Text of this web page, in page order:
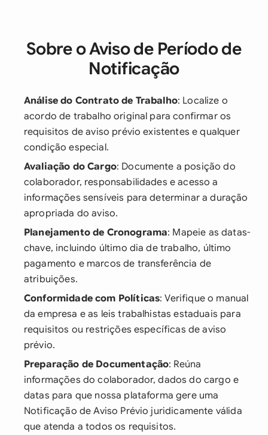
Sobre o Aviso de Período de
Notificação
Análise do Contrato de Trabalho: Localize o
acordo de trabalho original para confirmar os
requisitos de aviso prévio existentes e qualquer
condição especial.
Avaliação do Cargo: Documente a posição do
colaborador, responsabilidades e acesso a
informações sensíveis para determinar a duração
apropriada do aviso.
Planejamento de Cronograma: Mapeie as datas-
chave, incluindo último dia de trabalho, último
pagamento e marcos de transferência de
atribuições.
Conformidade com Políticas: Verifique o manual
da empresa e as leis trabalhistas estaduais para
requisitos ou restrições específicas de aviso
prévio.
Preparação de Documentação: Reúna
informações do colaborador, dados do cargo e
datas para que nossa plataforma gere uma
Notificação de Aviso Prévio juridicamente válida
que atenda a todos os requisitos.